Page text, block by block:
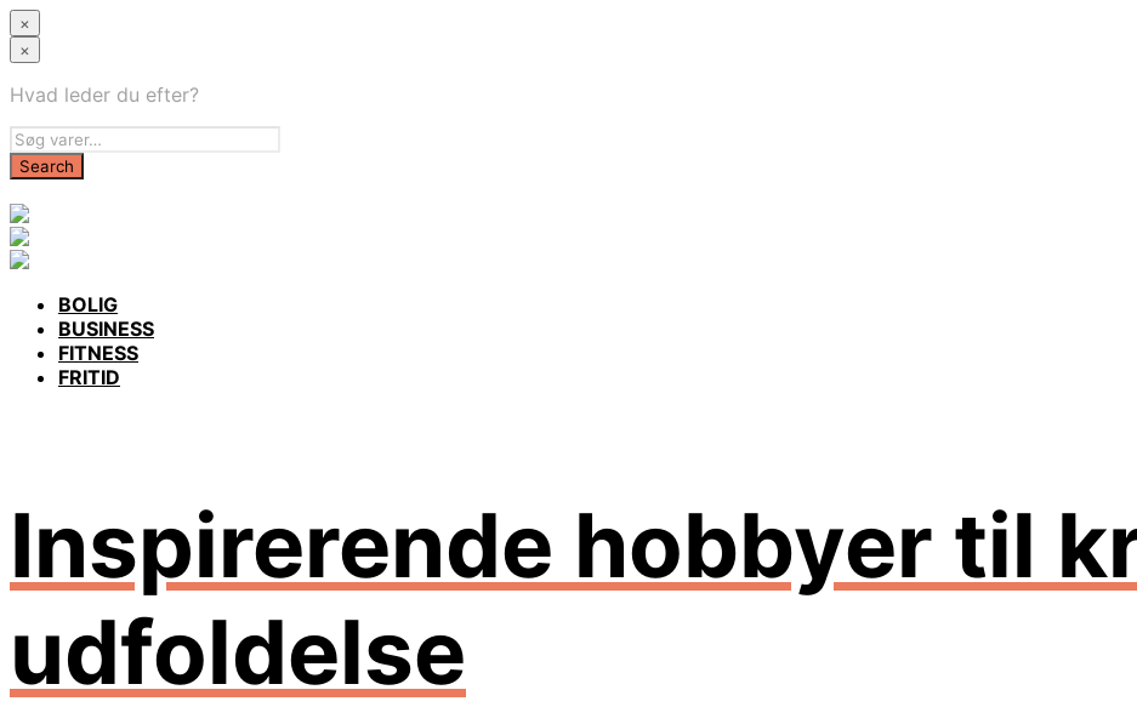
×
×
Hvad leder du efter?
BOLIG
BUSINESS
FITNESS
FRITID
Inspirerende hobbyer til
udfoldelse